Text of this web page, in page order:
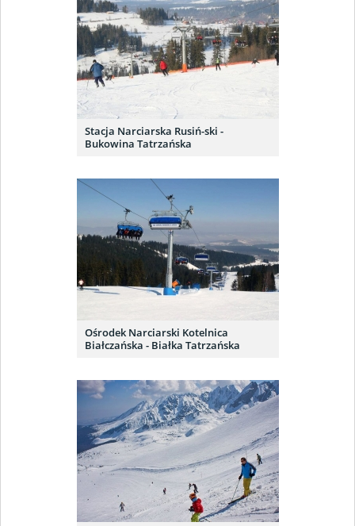
Stacja Narciarska Rusiń-ski -
Bukowina Tatrzańska
Ośrodek Narciarski Kotelnica
Białczańska - Białka Tatrzańska